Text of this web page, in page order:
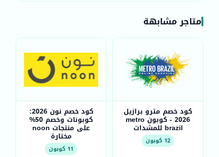
متاجر مشابهة
كود خصم مترو برازيل
2026 - كوبون metro
brazil للمشدات
12 كوبون
كود خصم نون 2026:
كوبونات وخصم 50%
على منتجات noon
مختارة
11 كوبون